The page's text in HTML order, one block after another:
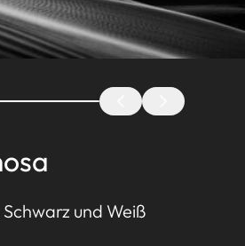
und Weiß